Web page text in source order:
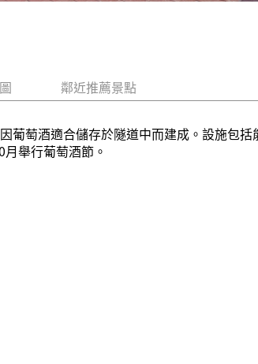
鄰近推薦景點
葡萄酒適合儲存於隧道中而建成。設施包
舉行葡萄酒節。